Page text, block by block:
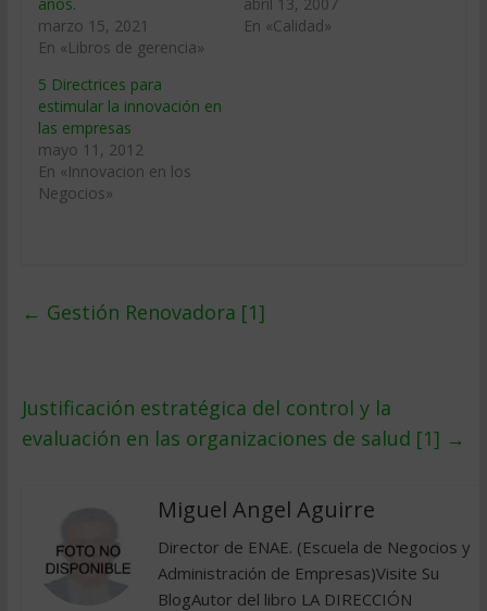
marzo 15, 2021
En «Libros de gerencia»
En «Calidad»
5 Directrices para
estimular la innovación en
las empresas
mayo 11, 2012
En «Innovacion en los
Negocios»
← Gestión Renovadora [1]
Justificación estratégica del control y la
evaluación en las organizaciones de salud [1] →
Miguel Angel Aguirre
Director de ENAE. (Escuela de Negocios y
Administración de Empresas)Visite Su
BlogAutor del libro LA DIRECCIÓN